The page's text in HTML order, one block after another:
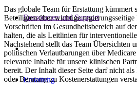
Ressourcen und Support
Erstattung
Das globale Team für Erstattung kümmert
Beteiligten über wichtige regierungsseitige
Vorschriften im Gesundheitsbereich auf
halten, die als Leitlinien für
Nachstehend stellt das Team Übersichten
politischen Verlautbarungen über
relevante Inhalte für unsere klinischen
bereit. Der Inhalt dieser Seite darf nicht als
oder Beratung zu Kostenerstattungen